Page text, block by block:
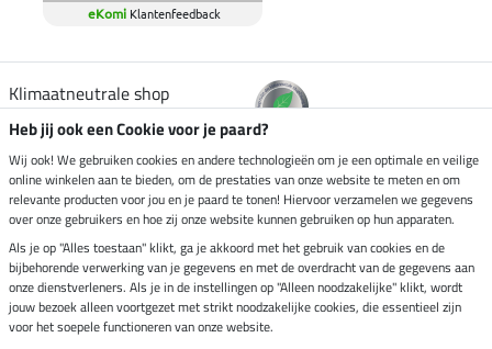
eKomi Klantenfeedback
Klimaatneutrale shop
Verzending per
Veilig betalen met
Impressum
Heb jij ook een Cookie voor je paard?
Wij ook! We gebruiken cookies en andere technologieën om je een optimale en veilige
online winkelen aan te bieden, om de prestaties van onze website te meten en om
relevante producten voor jou en je paard te tonen! Hiervoor verzamelen we gegevens
over onze gebruikers en hoe zij onze website kunnen gebruiken op hun apparaten.
Als je op "Alles toestaan" klikt, ga je akkoord met het gebruik van cookies en de
bijbehorende verwerking van je gegevens en met de overdracht van de gegevens aan
onze dienstverleners. Als je in de instellingen op "Alleen noodzakelijke" klikt, wordt
jouw bezoek alleen voortgezet met strikt noodzakelijke cookies, die essentieel zijn
voor het soepele functioneren van onze website.